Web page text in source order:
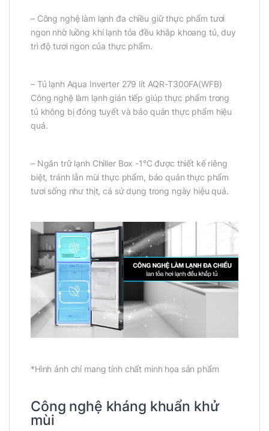
– Công nghệ làm lạnh đa chiều giữ thực phẩm tươi
ngon nhờ luồng khí lạnh tỏa đều khắp khoang tủ, duy
trì độ tươi ngon của thực phẩm.
– Tủ lạnh Aqua Inverter 279 lít AQR-T300FA(WFB)
Công nghệ làm lạnh gián tiếp giúp thực phẩm trong
tủ không bị đóng tuyết và bảo quản thực phẩm hiệu
quả.
– Ngăn trữ lạnh Chiller Box -1°C được thiết kế riêng
biệt, tránh lẫn mùi thực phẩm, bảo quản thực phẩm
tươi sống như thịt, cá sử dụng trong ngày hiệu quả.
*Hình ảnh chỉ mang tính chất minh họa sản phẩm
Công nghệ kháng khuẩn khử
mùi